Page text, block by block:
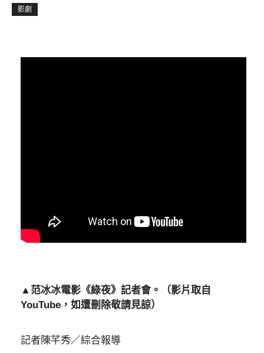
影劇
▲范冰冰電影《綠夜》記者會。（影片取自
YouTube，如遭刪除敬請見諒）
記者陳芊秀／綜合報導